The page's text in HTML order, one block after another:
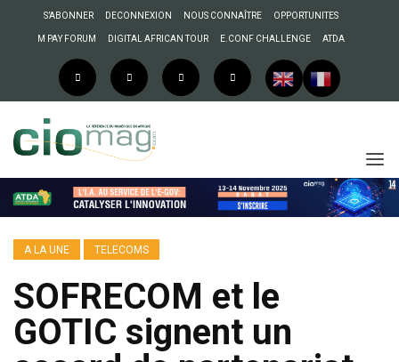
S’ABONNER DECONNEXION NOUS CONNAÎTRE OPPORTUNITES
M PAY FORUM DIGITAL AFRICAN TOUR E.CONF CHALLENGE ATDA
A LA UNE TELECOMS
SOFRECOM et le
GOTIC signent un